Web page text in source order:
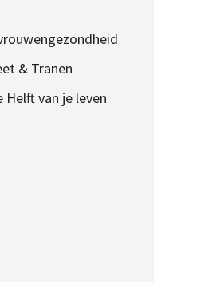
& Tranen
Helft van je leven